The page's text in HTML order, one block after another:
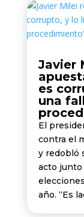
Javier
es
una
El
contra el
y redobló
acto junto
año. “Es